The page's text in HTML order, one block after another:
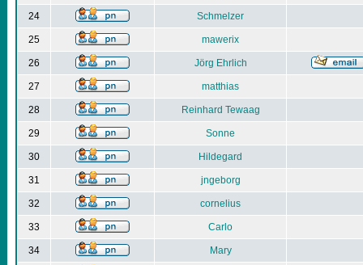
24 Schmelzer
25 mawerix
26 Jörg Ehrlich
27 matthias
28 Reinhard Tewaag
29 Sonne
30 Hildegard
31 jngeborg
32 cornelius
33 Carlo
34 Mary